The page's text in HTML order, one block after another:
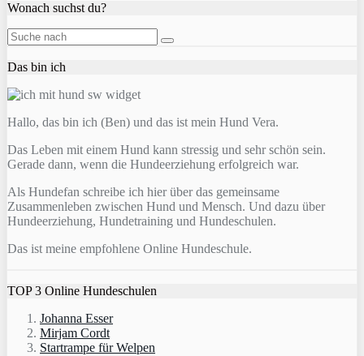
Wonach suchst du?
Das bin ich
Hallo, das bin ich (Ben) und das ist mein Hund Vera.
Das Leben mit einem Hund kann stressig und sehr schön sein.
Gerade dann, wenn die Hundeerziehung erfolgreich war.
Als Hundefan schreibe ich hier über das gemeinsame
Zusammenleben zwischen Hund und Mensch. Und dazu über
Hundeerziehung, Hundetraining und Hundeschulen.
Das ist meine empfohlene Online Hundeschule.
TOP 3 Online Hundeschulen
Johanna Esser
Mirjam Cordt
Startrampe für Welpen